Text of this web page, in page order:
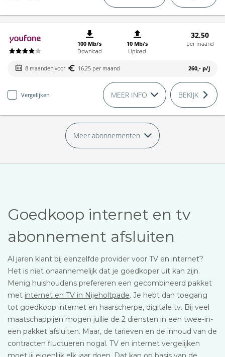
100 Mb/s
Download
10 Mb/s
Upload
32,50
per maand
8 maanden voor 16,25 per maand 260,- p/j
Vergelijken MEER INFO BEKIJK
Meer abonnementen
Goedkoop internet en tv
abonnement afsluiten
Al jaren klant bij eenzelfde provider voor TV en internet?
Het is niet onaannemelijk dat je goedkoper uit kan zijn.
Menig huishoudens prefereren een gecombineerd pakket
met internet en TV in Nijeholtpade. Je hebt dan toegang
tot goedkoop internet en haarscherpe, digitale tv. Bij veel
maatschappijen mogen jullie de 2 diensten in een twee-in-
een pakket afsluiten. Maar, de tarieven en de inhoud van de
contracten fluctueren nogal. TV en internet vergelijken